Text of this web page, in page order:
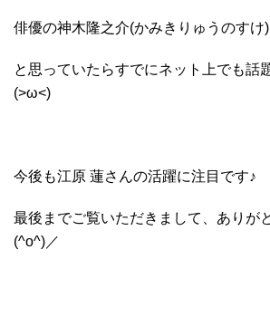
俳優の神木隆之介(かみきりゅうのすけ)
と思っていたらすでにネット上でも話
(>ω<)
今後も江原 蓮さんの活躍に注目です♪
最後までご覧いただきまして、ありが
(^o^)／